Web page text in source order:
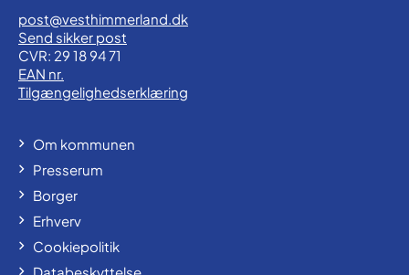
post@vesthimmerland.dk
Send sikker post
CVR: 29 18 94 71
EAN nr.
Tilgængelighedserklæring
Om kommunen
Presserum
Borger
Erhverv
Cookiepolitik